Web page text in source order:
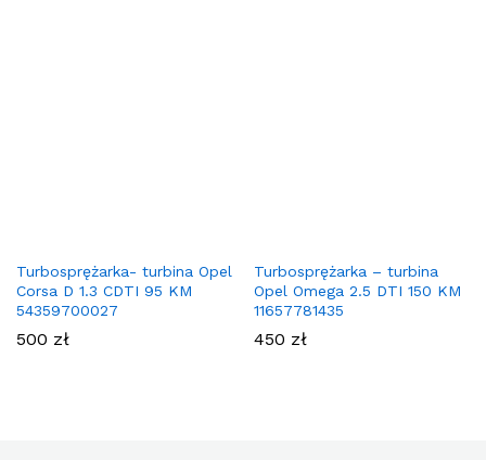
Turbosprężarka- turbina Opel
Corsa D 1.3 CDTI 95 KM
54359700027
500 zł
Turbosprężarka – turbina
Opel Omega 2.5 DTI 150 KM
11657781435
450 zł